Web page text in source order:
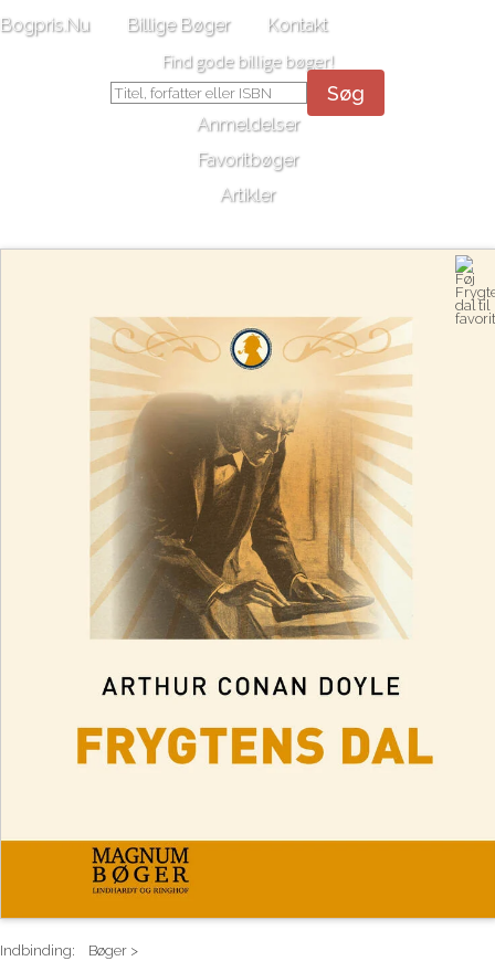
Bogpris.Nu Billige Bøger Kontakt
Find gode billige bøger!
Søg
Anmeldelser
Favoritbøger
Artikler
Indbinding:
Bøger >